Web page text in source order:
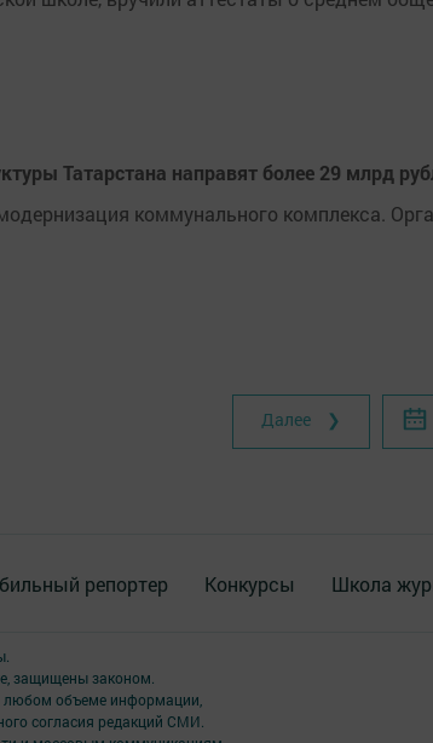
Татарстана направят более 29 млрд
коммунального комплекса.
Далее ❯
репортер Конкурсы Школа
защищены законом.
любом объеме информации,
согласия редакций СМИ.